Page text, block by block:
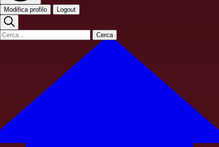
Modifica profilo Logout
Cerca